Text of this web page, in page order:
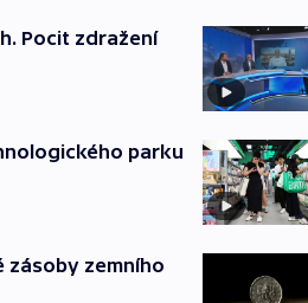
Pocit zdražení
parku
zásoby zemního